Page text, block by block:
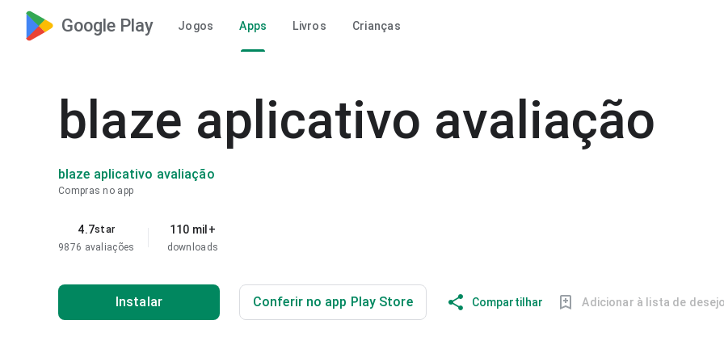
Google Play Jogos Apps Livros Crianças
blaze aplicativo avaliação
blaze aplicativo avaliação
Compras no app
4.7star
9876 avaliações
110 mil+
downloads
Instalar Conferir no app Play Store Compartilhar Adicionar à lista de